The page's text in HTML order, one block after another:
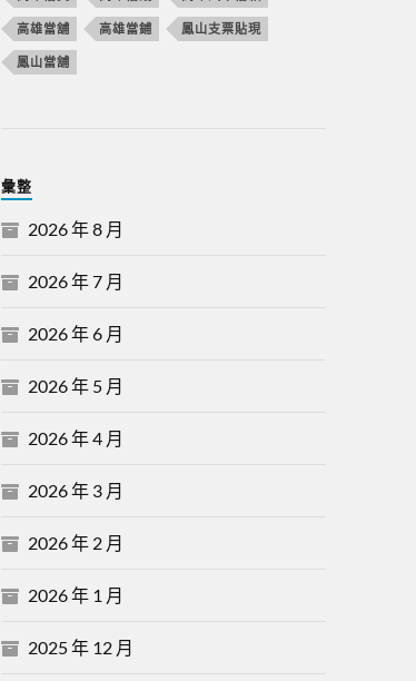
高雄當舖 高雄當鋪 鳳山支票貼現
鳳山當舖
彙整
2026 年 8 月
2026 年 7 月
2026 年 6 月
2026 年 5 月
2026 年 4 月
2026 年 3 月
2026 年 2 月
2026 年 1 月
2025 年 12 月